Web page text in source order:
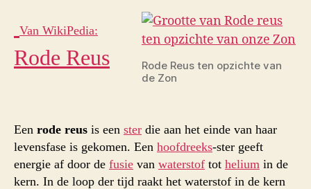
Rode Reus ten opzichte van
de Zon
Van WikiPedia:
Rode Reus
Een rode reus is een ster die aan het einde van haar
levensfase is gekomen. Een hoofdreeks-ster geeft
energie af door de fusie van waterstof tot helium in de
kern. In de loop der tijd raakt het waterstof in de kern